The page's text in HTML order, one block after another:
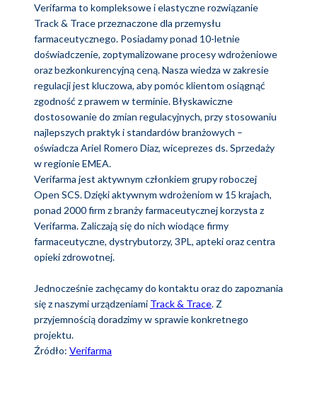
Verifarma to kompleksowe i elastyczne rozwiązanie
Track & Trace przeznaczone dla przemysłu
farmaceutycznego. Posiadamy ponad 10-letnie
doświadczenie, zoptymalizowane procesy wdrożeniowe
oraz bezkonkurencyjną ceną. Nasza wiedza w zakresie
regulacji jest kluczowa, aby pomóc klientom osiągnąć
zgodność z prawem w terminie. Błyskawiczne
dostosowanie do zmian regulacyjnych, przy stosowaniu
najlepszych praktyk i standardów branżowych –
oświadcza Ariel Romero Diaz, wiceprezes ds. Sprzedaży
w regionie EMEA.
Verifarma jest aktywnym członkiem grupy roboczej
Open SCS. Dzięki aktywnym wdrożeniom w 15 krajach,
ponad 2000 firm z branży farmaceutycznej korzysta z
Verifarma. Zaliczają się do nich wiodące firmy
farmaceutyczne, dystrybutorzy, 3PL, apteki oraz centra
opieki zdrowotnej.
Jednocześnie zachęcamy do kontaktu oraz do zapoznania
się z naszymi urządzeniami Track & Trace. Z
przyjemnością doradzimy w sprawie konkretnego
projektu.
Źródło: Verifarma